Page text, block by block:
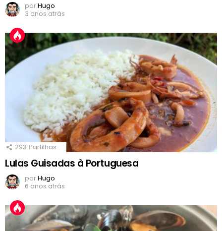
porHugo
3 anos atrás
293 Partilhas
Lulas Guisadas à Portuguesa
porHugo
6 anos atrás